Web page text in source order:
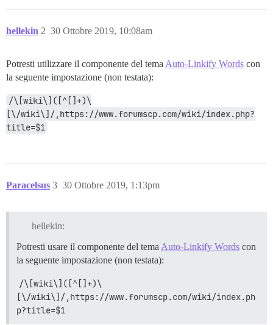
hellekin 30 Ottobre 2019, 10:08am
2
Potresti utilizzare il componente del tema Auto-Linkify Words con
la seguente impostazione (non testata):
/\[wiki\]([^[]+)\
[\/wiki\]/,https://www.forumscp.com/wiki/index.php?
title=$1
Paracelsus 30 Ottobre 2019, 1:13pm
3
hellekin:
Potresti usare il componente del tema Auto-Linkify Words con
la seguente impostazione (non testata):
/\[wiki\]([^[]+)\
[\/wiki\]/,https://www.forumscp.com/wiki/index.ph
p?title=$1